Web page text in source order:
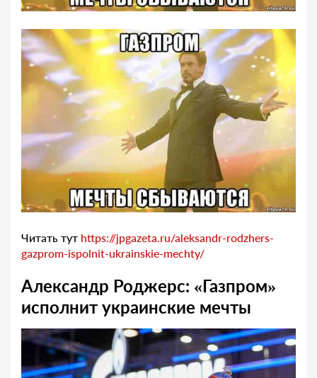
Читать тут https://jpgazeta.ru/aleksandr-rodzhers-
gazprom-ispolnit-ukrainskie-mechty/
Александр Роджерс: «Газпром»
исполнит украинские мечты